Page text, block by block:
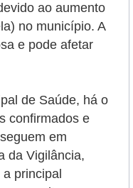
ao aumento
no município. A
e pode afetar
de Saúde, há o
confirmados e
em
da Vigilância,
principal